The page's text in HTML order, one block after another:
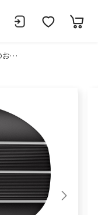
夏季休業期間のお知らせ